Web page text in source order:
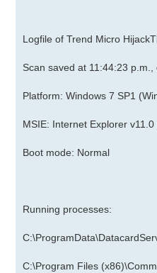
Logfile of Trend Micro
Scan saved at 11:44:23
Platform: Windows 7 SP1
MSIE: Internet Explorer
Boot mode: Normal
Running processes:
C:\Program Files